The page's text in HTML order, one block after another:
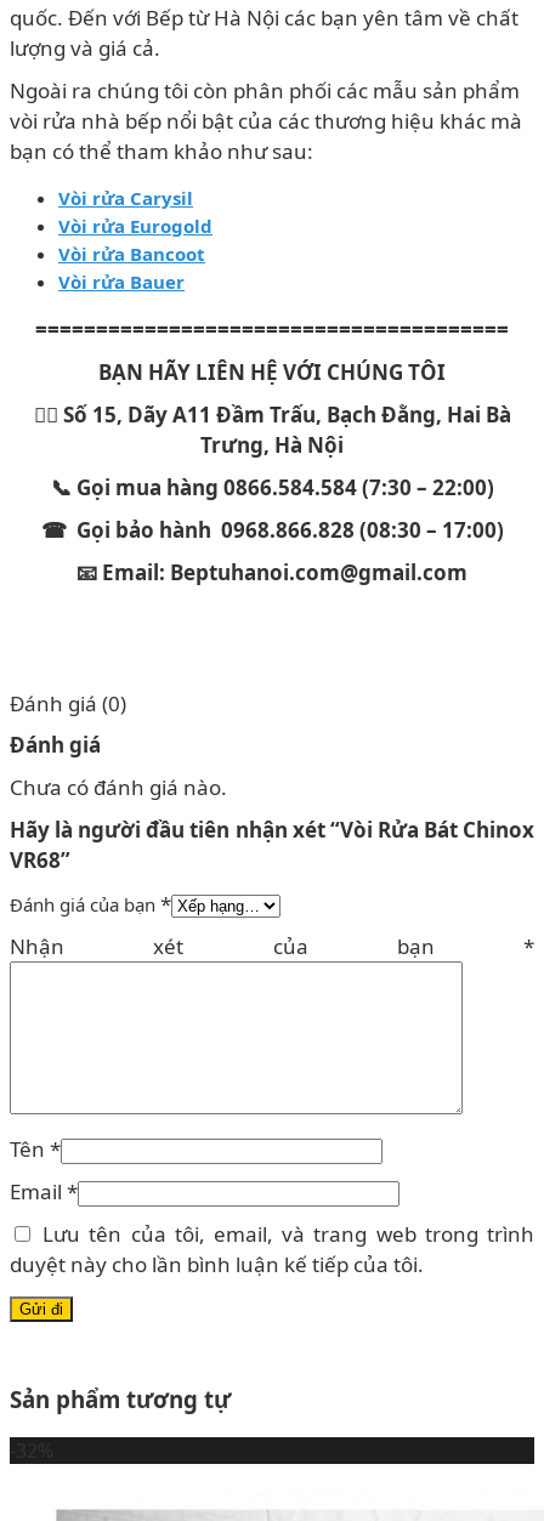
quốc. Đến với Bếp từ Hà Nội các bạn yên tâm về chất
lượng và giá cả.
Ngoài ra chúng tôi còn phân phối các mẫu sản phẩm
vòi rửa nhà bếp nổi bật của các thương hiệu khác mà
bạn có thể tham khảo như sau:
Vòi rửa Carysil
Vòi rửa Eurogold
Vòi rửa Bancoot
Vòi rửa Bauer
=======================================
BẠN HÃY LIÊN HỆ VỚI CHÚNG TÔI
🏳️‍🌈 Số 15, Dãy A11 Đầm Trấu, Bạch Đằng, Hai Bà
Trưng, Hà Nội
📞 Gọi mua hàng 0866.584.584 (7:30 – 22:00)
☎ Gọi bảo hành 0968.866.828 (08:30 – 17:00)
📧 Email: Beptuhanoi.com@gmail.com
Đánh giá (0)
Đánh giá
Chưa có đánh giá nào.
Hãy là người đầu tiên nhận xét “Vòi Rửa Bát Chinox
VR68”
Đánh giá của bạn *
Nhận xét của bạn *
Tên *
Email *
Lưu tên của tôi, email, và trang web trong trình
duyệt này cho lần bình luận kế tiếp của tôi.
Sản phẩm tương tự